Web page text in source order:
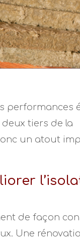
performances
tiers de la
un atout
de façon
Une